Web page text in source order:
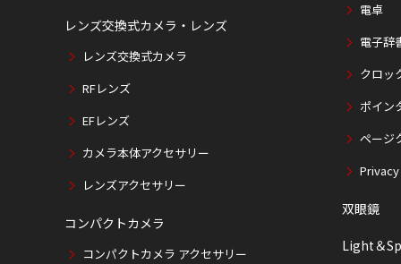
レンズ交換式カメラ・レンズ
レンズ交換式カメラ
RFレンズ
EFレンズ
カメラ本体アクセサリー
レンズアクセサリー
コンパクトカメラ
コンパクトカメラ アクセサリー
電卓
電子辞
クロッ
ポイン
ページ
Privacy
双眼鏡
Light＆